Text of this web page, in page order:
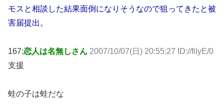
モスと相談した結果面倒になりそうなので狙ってきたと被
害届提出。
167:恋人は名無しさん 2007/10/07(日) 20:55:27 ID://filyE/0
支援
蛙の子は蛙だな